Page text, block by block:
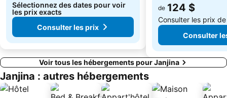
Sélectionnez des dates pour voir
les prix exacts
Consulter les prix
de 124 $
Consulter les prix
Consulter
Voir tous les hébergements pour Janjina
Janjina : autres hébergements